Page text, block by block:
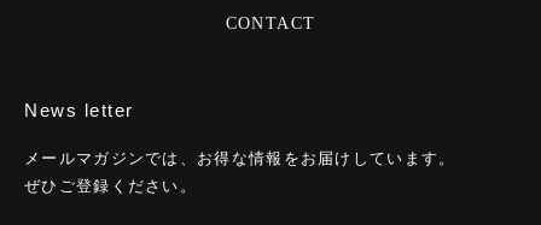
CONTACT
News letter
メールマガジンでは、お得な情報をお届けしています。
ぜひご登録ください。